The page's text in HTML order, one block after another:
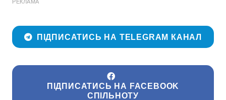
РЕКЛАМА
ПІДПИСАТИСЬ НА TELEGRAM КАНАЛ
ПІДПИСАТИСЬ НА FACEBOOK
СПІЛЬНОТУ